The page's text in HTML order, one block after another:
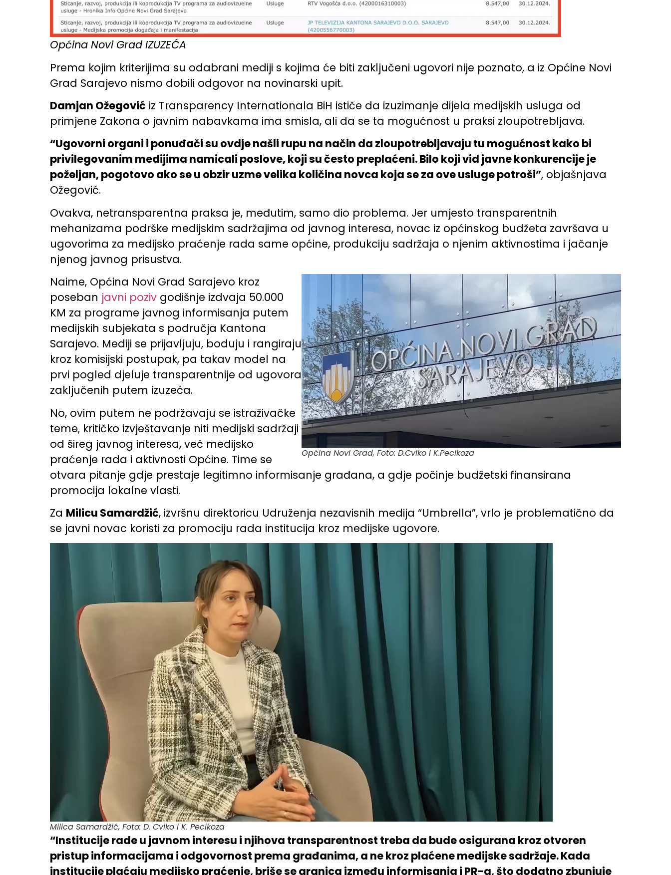
Općina Novi Grad IZUZEĆA
Prema kojim kriterijima su odabrani mediji s kojima će biti zaključeni ugovori nije poznato, a iz Općine Novi
Grad Sarajevo nismo dobili odgovor na novinarski upit.
Damjan Ožegović iz Transparency Internationala BiH ističe da izuzimanje dijela medijskih usluga od
primjene Zakona o javnim nabavkama ima smisla, ali da se ta mogućnost u praksi zloupotrebljava.
“Ugovorni organi i ponuđači su ovdje našli rupu na način da zloupotrebljavaju tu mogućnost kako bi
privilegovanim medijima namicali poslove, koji su često preplaćeni. Bilo koji vid javne konkurencije je
poželjan, pogotovo ako se u obzir uzme velika količina novca koja se za ove usluge potroši”, objašnjava
Ožegović.
Ovakva, netransparentna praksa je, međutim, samo dio problema. Jer umjesto transparentnih
mehanizama podrške medijskim sadržajima od javnog interesa, novac iz općinskog budžeta završava u
ugovorima za medijsko praćenje rada same općine, produkciju sadržaja o njenim aktivnostima i jačanje
njenog javnog prisustva.
Općina Novi Grad, Foto: D.Cviko i K.Pecikoza
Naime, Općina Novi Grad Sarajevo kroz
poseban javni poziv godišnje izdvaja 50.000
KM za programe javnog informisanja putem
medijskih subjekata s područja Kantona
Sarajevo. Mediji se prijavljuju, boduju i rangiraju
kroz komisijski postupak, pa takav model na
prvi pogled djeluje transparentnije od ugovora
zaključenih putem izuzeća.
No, ovim putem ne podržavaju se istraživačke
teme, kritičko izvještavanje niti medijski sadržaji
od šireg javnog interesa, već medijsko
praćenje rada i aktivnosti Općine. Time se
otvara pitanje gdje prestaje legitimno informisanje građana, a gdje počinje budžetski finansirana
promocija lokalne vlasti.
Za Milicu Samardžić, izvršnu direktoricu Udruženja nezavisnih medija “Umbrella”, vrlo je problematično da
se javni novac koristi za promociju rada institucija kroz medijske ugovore.
Milica Samardžić, Foto: D. Cviko i K. Pecikoza
“Institucije rade u javnom interesu i njihova transparentnost treba da bude osigurana kroz otvoren
pristup informacijama i odgovornost prema građanima, a ne kroz plaćene medijske sadržaje. Kada
institucije plaćaju medijsko praćenje, briše se granica između informisanja i PR-a, što dodatno zbunjuje